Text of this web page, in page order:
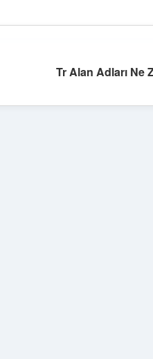
Tr Alan Adları Ne